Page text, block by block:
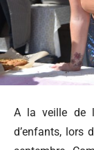
A la veille de
d’enfants, lors